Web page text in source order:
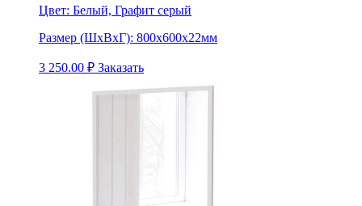
Цвет: Белый, Графит серый
Размер (ШхВхГ): 800х600х22мм
3 250.00 ₽ Заказать